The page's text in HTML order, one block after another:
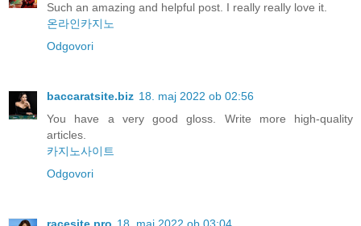
Such an amazing and helpful post. I really really love it.
온라인카지노
Odgovori
baccaratsite.biz 18. maj 2022 ob 02:56
You have a very good gloss. Write more high-quality
articles.
카지노사이트
Odgovori